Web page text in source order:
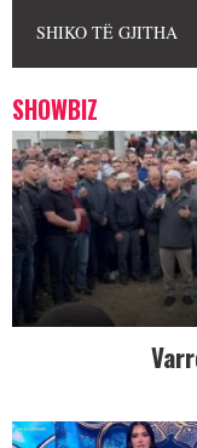
SHIKO TË GJITHA
SHOWBIZ